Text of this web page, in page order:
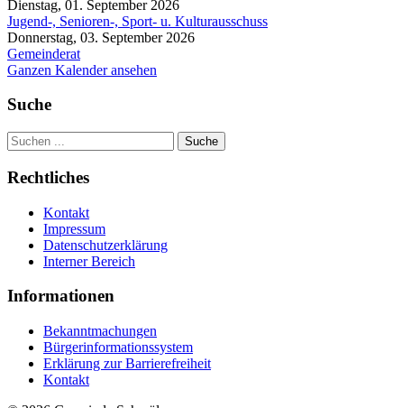
Dienstag, 01. September 2026
Jugend-, Senioren-, Sport- u. Kulturausschuss
Donnerstag, 03. September 2026
Gemeinderat
Ganzen Kalender ansehen
Suche
Suche
Rechtliches
Kontakt
Impressum
Datenschutzerklärung
Interner Bereich
Informationen
Bekanntmachungen
Bürgerinformationssystem
Erklärung zur Barrierefreiheit
Kontakt